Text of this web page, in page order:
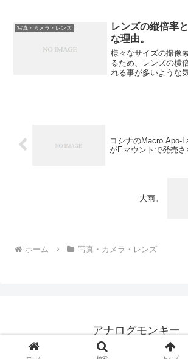
で特に感想はござい
RicohのGXRの...
写真・カメラ・レンズ
レンズの縦倍率
な理由。
様々なサイズの撮像
るため、レンズの横
れる事が多いような
コシナのMacro Apo-
がEマウントで発売さ
大雨。
ホーム 写真・カメラ・レンズ
アナログモンキー
© 1999 アナログモンキー.